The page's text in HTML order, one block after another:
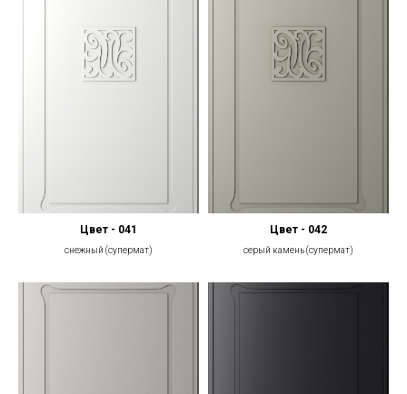
Цвет - 041
снежный (супермат)
Цвет - 042
серый камень (супермат)